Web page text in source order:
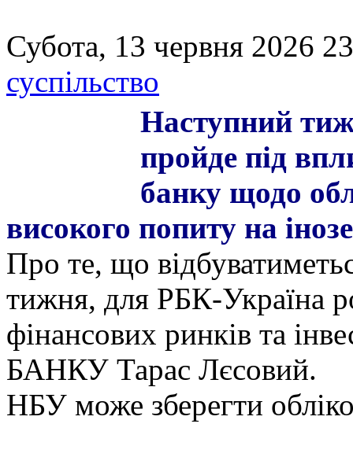
Субота, 13 червня 2026
суспільство
Наступний
пройде під
банку щодо
високого попиту на
Про те, що
тижня, для РБК-Україна
фінансових ринків та
БАНКУ Тарас Лєсовий.
НБУ може зберегти